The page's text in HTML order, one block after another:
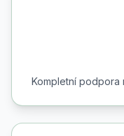
Kompletní podpora